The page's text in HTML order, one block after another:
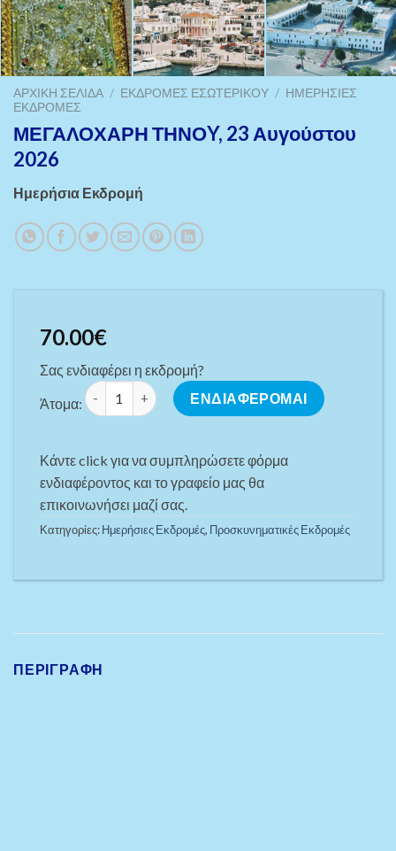
ΑΡΧΙΚΉ ΣΕΛΊΔΑ / ΕΚΔΡΟΜΈΣ ΕΣΩΤΕΡΙΚΟΎ / ΗΜΕΡΉΣΙΕΣ
ΕΚΔΡΟΜΈΣ
ΜΕΓΑΛΟΧΑΡΗ ΤΗΝΟY, 23 Αυγούστου
2026
Ημερήσια Εκδρομή
70.00€
Σας ενδιαφέρει η εκδρομή?
Άτομα:
ΜΕΓΑΛΟΧΑΡΗ ΤΗΝΟY, 23 Αυγούστου 2026
ΕΝΔΙΑΦΕΡΟΜΑΙ
Κάντε click για να συμπληρώσετε φόρμα
ενδιαφέροντος και το γραφείο μας θα
επικοινωνήσει μαζί σας.
Κατηγορίες:Ημερήσιες Εκδρομές, Προσκυνηματικές Εκδρομές
ΠΕΡΙΓΡΑΦΉ